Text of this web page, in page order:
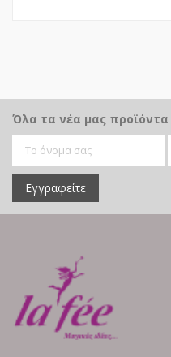
Όλα τα νέα μας προϊόντα
Εγγραφείτε